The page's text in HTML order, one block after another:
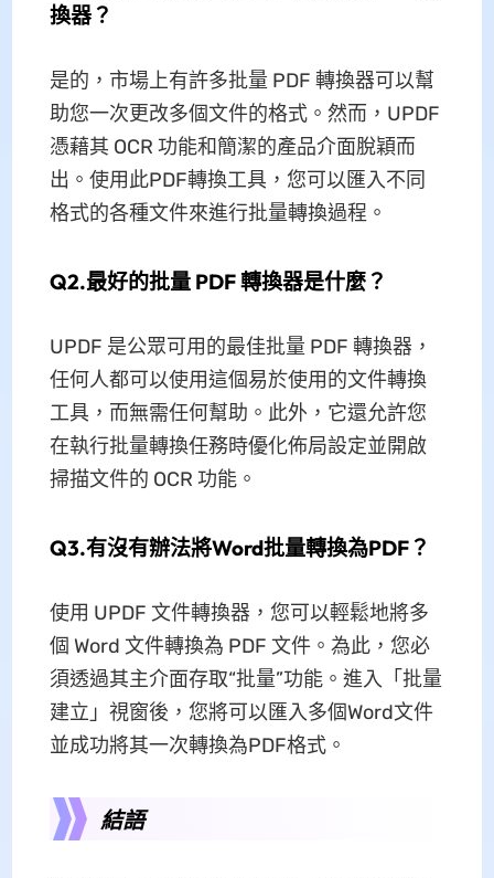
換器？
是的，市場上有許多批量 PDF 轉換器可以幫
助您一次更改多個文件的格式。然而，UPDF
憑藉其 OCR 功能和簡潔的產品介面脫穎而
出。使用此PDF轉換工具，您可以匯入不同
格式的各種文件來進行批量轉換過程。
Q2.最好的批量 PDF 轉換器是什麼？
UPDF 是公眾可用的最佳批量 PDF 轉換器，
任何人都可以使用這個易於使用的文件轉換
工具，而無需任何幫助。此外，它還允許您
在執行批量轉換任務時優化佈局設定並開啟
掃描文件的 OCR 功能。
Q3.有沒有辦法將Word批量轉換為PDF？
使用 UPDF 文件轉換器，您可以輕鬆地將多
個 Word 文件轉換為 PDF 文件。為此，您必
須透過其主介面存取“批量”功能。進入「批量
建立」視窗後，您將可以匯入多個Word文件
並成功將其一次轉換為PDF格式。
結語